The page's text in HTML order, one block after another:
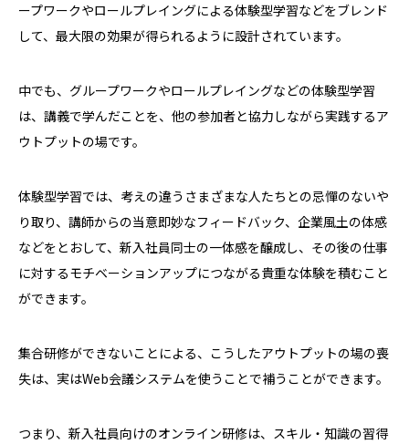
ープワークやロールプレイングによる体験型学習などをブレンド
して、最大限の効果が得られるように設計されています。
中でも、グループワークやロールプレイングなどの体験型学習
は、講義で学んだことを、他の参加者と協力しながら実践するア
ウトプットの場です。
体験型学習では、考えの違うさまざまな人たちとの忌憚のないや
り取り、講師からの当意即妙なフィードバック、企業風土の体感
などをとおして、新入社員同士の一体感を醸成し、その後の仕事
に対するモチベーションアップにつながる貴重な体験を積むこと
ができます。
集合研修ができないことによる、こうしたアウトプットの場の喪
失は、実はWeb会議システムを使うことで補うことができます。
つまり、新入社員向けのオンライン研修は、スキル・知識の習得